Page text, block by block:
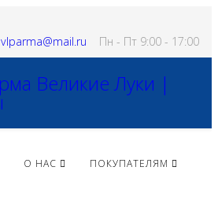
vlparma@mail.ru Пн - Пт 9:00 - 17:00
О НАС ПОКУПАТЕЛЯМ